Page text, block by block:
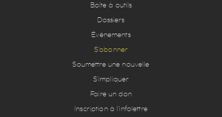
Boîte à outils
Dossiers
Événements
S’abonner
Soumettre une nouvelle
S’impliquer
Faire un don
Inscription à l’infolettre